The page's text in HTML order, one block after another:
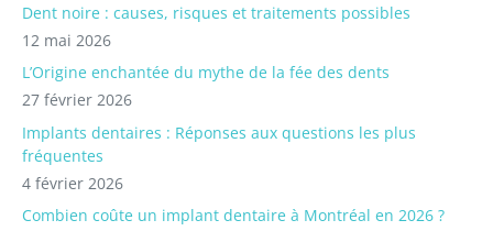
Dent noire : causes, risques et traitements possibles
12 mai 2026
L’Origine enchantée du mythe de la fée des dents
27 février 2026
Implants dentaires : Réponses aux questions les plus
fréquentes
4 février 2026
Combien coûte un implant dentaire à Montréal en 2026 ?